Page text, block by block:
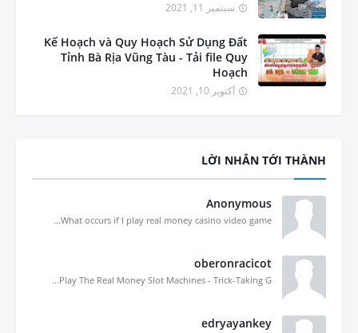
سبتمبر 11, 2021
Kế Hoạch và Quy Hoạch Sử Dụng Đất
Tỉnh Bà Rịa Vũng Tàu - Tải file Quy
Hoạch
أكتوبر 10, 2021
LỜI NHẮN TỚI THÀNH
Anonymous
What occurs if I play real money casino video game...
oberonracicot
Play The Real Money Slot Machines - Trick-Taking G...
edryayankey